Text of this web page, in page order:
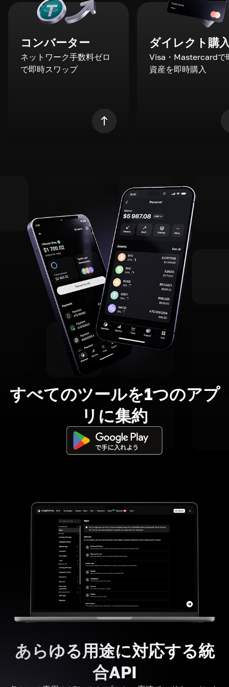
コンバーター
ネットワーク手数料ゼロ
で即時スワップ
ダイレクト購
Visa・Mastercardで
資産を即時購入
すべてのツールを1つのアプ
リに集約
あらゆる用途に対応する統
合API